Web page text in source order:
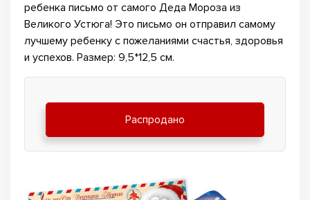
ребенка письмо от самого Деда Мороза из
Великого Устюга! Это письмо он отправил самому
лучшему ребенку с пожеланиями счастья, здоровья
и успехов. Размер: 9,5*12,5 см.
Распродано